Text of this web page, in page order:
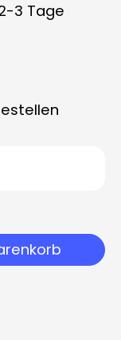
3 Tage